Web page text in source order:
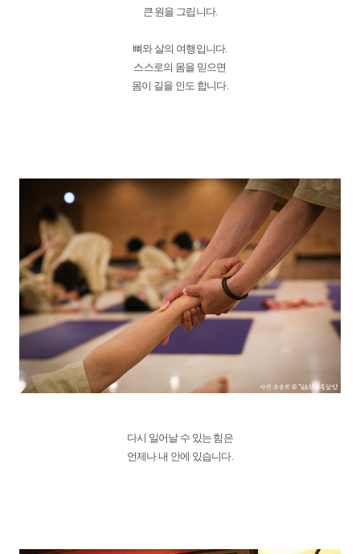
큰 원을 그립니다.
뼈와 살의 여행입니다.
스스로의 몸을 믿으면
몸이 길을 인도 합니다.
다시 일어날 수 있는 힘은
언제나 내 안에 있습니다.